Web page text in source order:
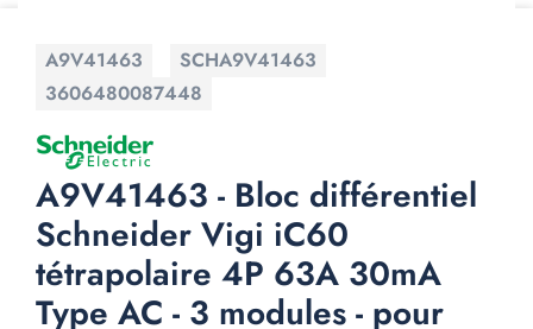
A9V41463
SCHA9V41463
3606480087448
A9V41463 - Bloc différentiel
Schneider Vigi iC60
tétrapolaire 4P 63A 30mA
Type AC - 3 modules - pour